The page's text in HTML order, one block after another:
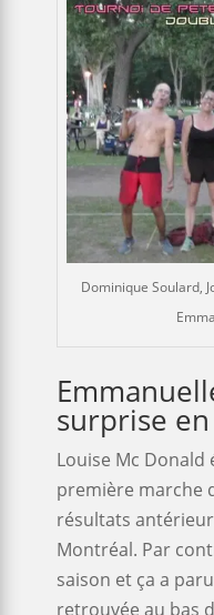
Dominique Soulard,
surprise
Louise Mc
première marche
résultats
Montréal. Par
saison et ça a
retrouvée au bas